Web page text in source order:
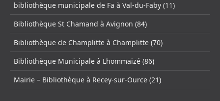
bibliothèque municipale de Fa à Val-du-Faby (11)
Bibliothèque St Chamand à Avignon (84)
Bibliothèque de Champlitte à Champlitte (70)
Bibliothèque Municipale à Lhommaizé (86)
Mairie – Bibliothèque à Recey-sur-Ource (21)